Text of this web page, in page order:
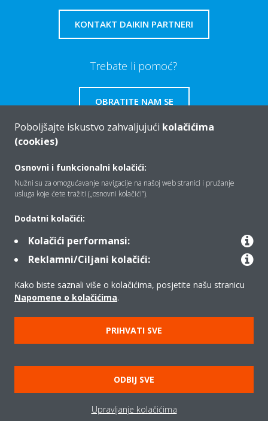
KONTAKT DAIKIN PARTNERI
Trebate li pomoć?
OBRATITE NAM SE
Tko smo mi
Rješenja
Kontakt
Pravna napomena
Obavijest o kolačićima
Pravilnik o zaštiti privatnosti podataka
Poslovna etika
Opći uvjeti prodaje
Data Act
Poboljšajte iskustvo zahvaljujući kolačićima
(cookies)
Osnovni i funkcionalni kolačići:
Nužni su za omogućavanje navigacije na našoj web stranici i pružanje
usluga koje ćete tražiti („osnovni kolačići”).
Dodatni kolačići:
Kolačići performansi:
Reklamni/Ciljani kolačići:
Kako biste saznali više o kolačićima, posjetite našu stranicu
Napomene o kolačićima.
PRIHVATI SVE
ODBIJ SVE
Upravljanje kolačićima